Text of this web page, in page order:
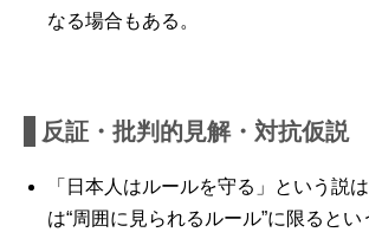
なる場合もある。
反証・批判的見解・対抗仮説
「日本人はルールを守る」という説
は“周囲に見られるルール”に限るとい